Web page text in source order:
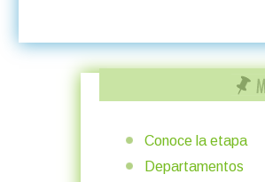
Conoce la etapa
Departamentos